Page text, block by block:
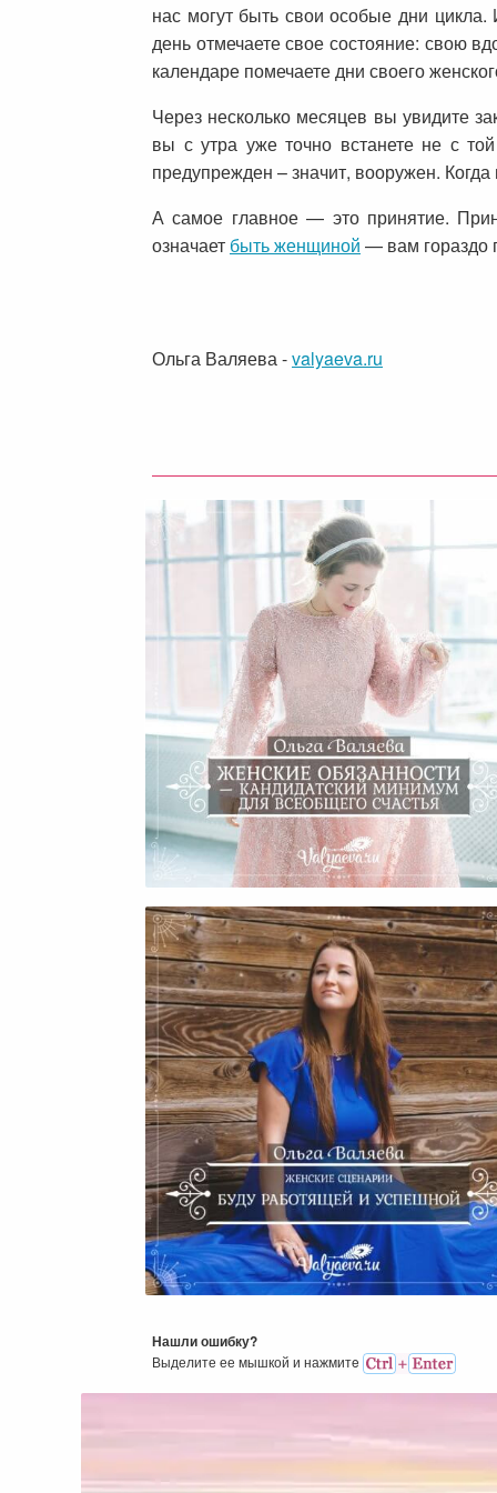
нас могут быть свои особые дни
день отмечаете свое состояние: свою
календаре помечаете дни своего
Через несколько месяцев вы увидите
вы с утра уже точно встанете не с
предупрежден – значит, вооружен.
А самое главное — это принятие.
означает быть женщиной — вам гораздо
Ольга Валяева -valyaeva.ru
Женские Обязанности —
Кандидатский Минимум
Всеобщего Счастья
Женские Сценарии. Буду
Работящей И Успешной
Нашли ошибку?
Выделите ее мышкой и нажмитe